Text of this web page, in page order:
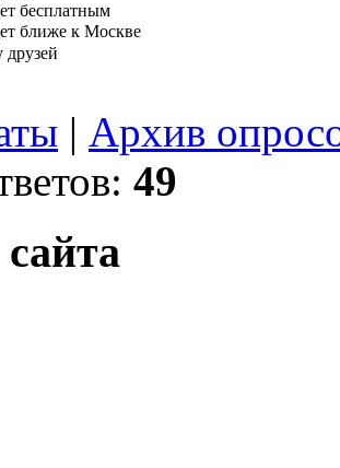
бесплатным
ближе к Москве
друзей
| Архив
49